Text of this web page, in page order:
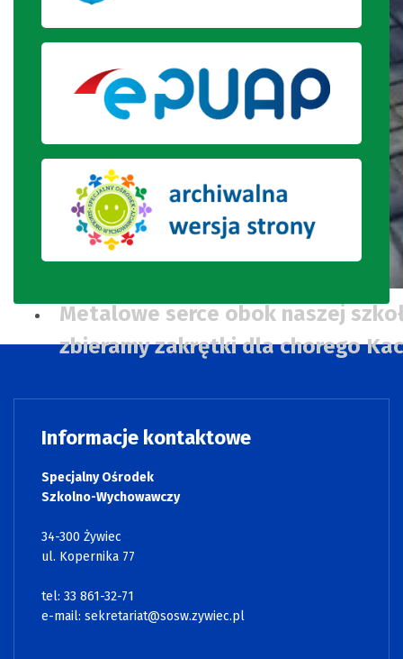
Metalowe serce obok naszej
zbieramy zakrętki dla chorego
Informacje kontaktowe
Specjalny Ośrodek
Szkolno-Wychowawczy
34-300 Żywiec
ul. Kopernika 77
tel: 33 861-32-71
e-mail: sekretariat@sosw.zywiec.pl